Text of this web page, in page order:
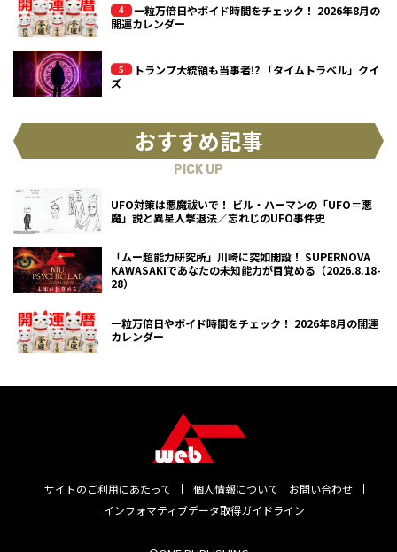
一粒万倍日やボイド時間をチェック！ 2026年8月の
開運カレンダー
トランプ大統領も当事者!? 「タイムトラベル」クイ
ズ
おすすめ記事
PICK UP
UFO対策は悪魔祓いで！ ビル・ハーマンの「UFO＝悪
魔」説と異星人撃退法／忘れじのUFO事件史
「ムー超能力研究所」川崎に突如開設！ SUPERNOVA
KAWASAKIであなたの未知能力が目覚める（2026.8.18-
28）
一粒万倍日やボイド時間をチェック！ 2026年8月の開運
カレンダー
サイトのご利用にあたって 個人情報について
お問い合わせ
インフォマティブデータ取得ガイドライン